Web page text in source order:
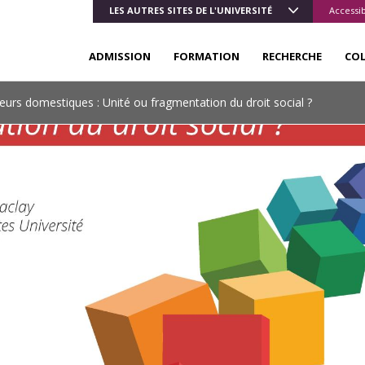
LES AUTRES SITES DE L'UNIVERSITÉ
ADMISSION FORMATION RECHERCHE
domestiques : Unité ou fragmentation du droit social ?